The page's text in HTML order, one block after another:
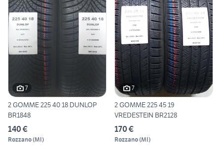
7
2 GOMME 225 40 18 DUNLOP
BR1848
140 €
Rozzano(MI)
7
2 GOMME 225 45 19
VREDESTEIN BR2128
170 €
Rozzano(MI)